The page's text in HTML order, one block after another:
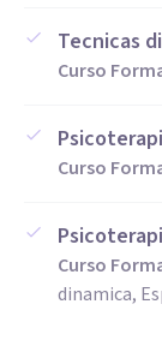
Tecnicas
Curso
Curso
Curso
dinamica,